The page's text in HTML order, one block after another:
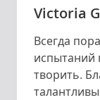
Victoria
Всегда
испытаний
творить.